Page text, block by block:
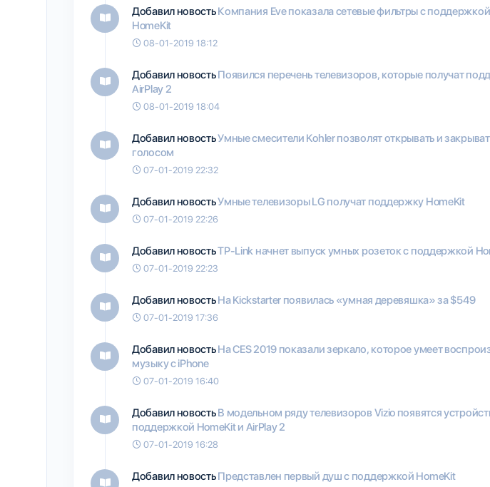
Добавил новостьКомпания Eve показала сетевые фильтры с поддержкой
HomeKit
08-01-2019 18:12
Добавил новостьПоявился перечень телевизоров, которые получат
AirPlay 2
08-01-2019 18:04
Добавил новостьУмные смесители Kohler позволят открывать и
голосом
07-01-2019 22:32
Добавил новостьУмные телевизоры LG получат поддержку HomeKit
07-01-2019 22:26
Добавил новостьTP-Link начнет выпуск умных розеток с поддержкой
07-01-2019 22:23
Добавил новостьНа Kickstarter появилась «умная деревяшка» за $549
07-01-2019 17:36
Добавил новостьНа CES 2019 показали зеркало, которое умеет
музыку с iPhone
07-01-2019 16:40
Добавил новостьВ модельном ряду телевизоров Vizio появятся
поддержкой HomeKit и AirPlay 2
07-01-2019 16:28
Добавил новостьПредставлен первый душ с поддержкой HomeKit